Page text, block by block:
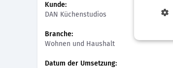
Kunde:
DAN Küchenstudios
Branche:
Wohnen und Haushalt
Datum der Umsetzung: